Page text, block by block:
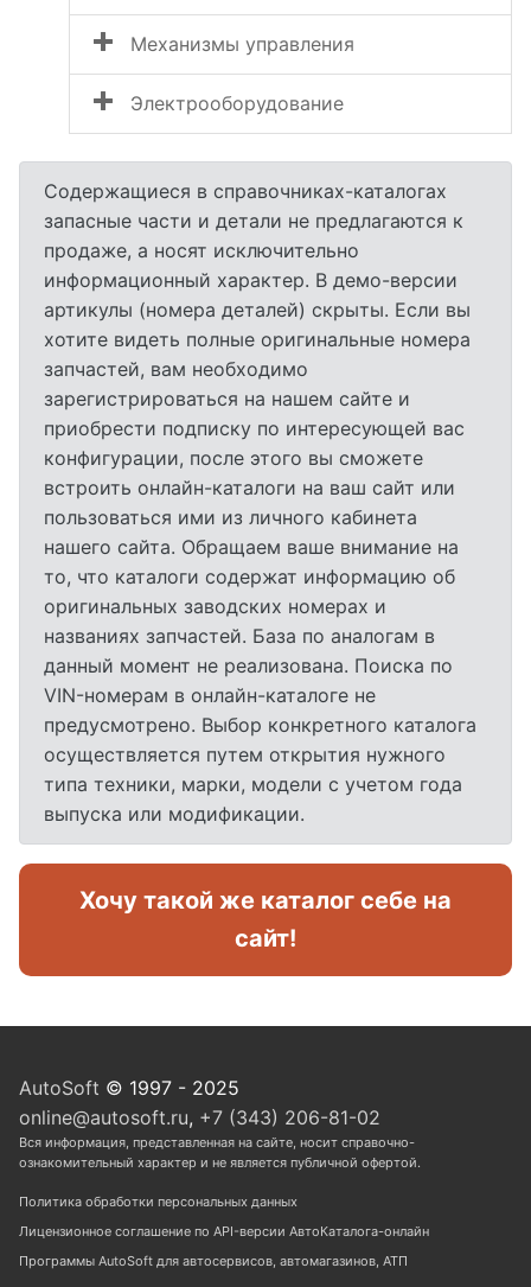
Механизмы управления
Электрооборудование
Содержащиеся в справочниках-каталогах
запасные части и детали не предлагаются к
продаже, а носят исключительно
информационный характер. В демо-версии
артикулы (номера деталей) скрыты. Если вы
хотите видеть полные оригинальные номера
запчастей, вам необходимо
зарегистрироваться на нашем сайте и
приобрести подписку по интересующей вас
конфигурации, после этого вы сможете
встроить онлайн-каталоги на ваш сайт или
пользоваться ими из личного кабинета
нашего сайта. Обращаем ваше внимание на
то, что каталоги содержат информацию об
оригинальных заводских номерах и
названиях запчастей. База по аналогам в
данный момент не реализована. Поиска по
VIN-номерам в онлайн-каталоге не
предусмотрено. Выбор конкретного каталога
осуществляется путем открытия нужного
типа техники, марки, модели с учетом года
выпуска или модификации.
Хочу такой же каталог себе на
сайт!
AutoSoft © 1997 - 2025
online@autosoft.ru, +7 (343) 206-81-02
Вся информация, представленная на сайте, носит справочно-
ознакомительный характер и не является публичной офертой.
Политика обработки персональных данных
Лицензионное соглашение по API-версии АвтоКаталога-онлайн
Программы AutoSoft для автосервисов, автомагазинов, АТП